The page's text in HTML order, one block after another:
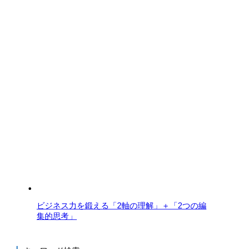
ビジネス力を鍛える「2軸の理解」＋「2つの編
集的思考」